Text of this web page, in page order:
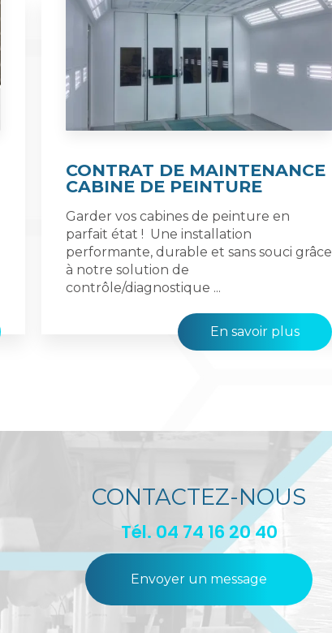
CONTRAT DE MAINTENANCE
CABINE DE PEINTURE
Garder vos cabines de peinture en
parfait état ! Une installation
performante, durable et sans souci grâce
à notre solution de
contrôle/diagnostique ...
En savoir plus
CONTACTEZ-NOUS
Tél. 04 74 16 20 40
Envoyer un message